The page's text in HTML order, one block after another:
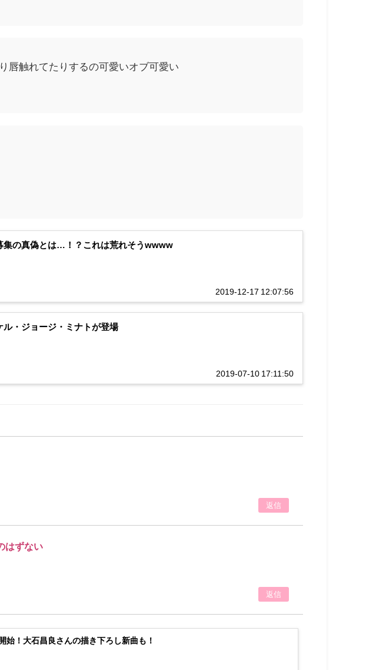
唇触れてたりするの可愛いオブ可愛い
集の真偽とは…！？これは荒れそうwwww
2019-12-17 12:07:56
・ジョージ・ミナトが登場
2019-07-10 17:11:50
返信
はずない
返信
シリーズの試聴開始！大石昌良さんの描き下ろし新曲も！